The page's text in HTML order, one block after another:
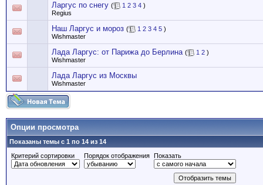
Ларгус по снегу ( 1 2 3 4 )
Regius
Наш Ларгус и мороз ( 1 2 3 4 5 )
Wishmaster
Лада Ларгус: от Парижа до Берлина ( 1 2 )
Wishmaster
Лада Ларгус из Москвы
Wishmaster
Опции просмотра
Показаны темы с 1 по 14 из 14
Критерий сортировки
Порядок отображения Показать